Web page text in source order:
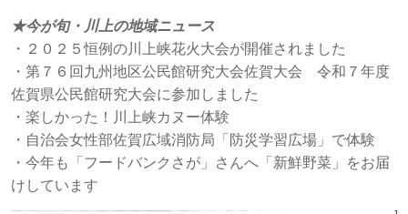
★今が旬・川上の地域ニュース
・２０２５恒例の川上峡花火大会が開催されました
・第７６回九州地区公民館研究大会佐賀大会 令和７年度
佐賀県公民館研究大会に参加しました
・楽しかった！川上峡カヌー体験
・自治会女性部佐賀広域消防局「防災学習広場」で体験
・今年も「フードバンクさが」さんへ「新鮮野菜」をお届
けしています